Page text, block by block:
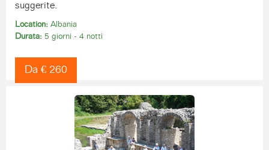
suggerite.
Location: Albania
Durata: 5 giorni - 4 notti
Da € 260